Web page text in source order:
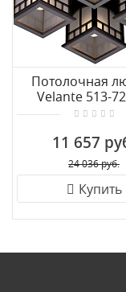
Потолочная
Velante 513-
11 657
24 036 руб.
Купить